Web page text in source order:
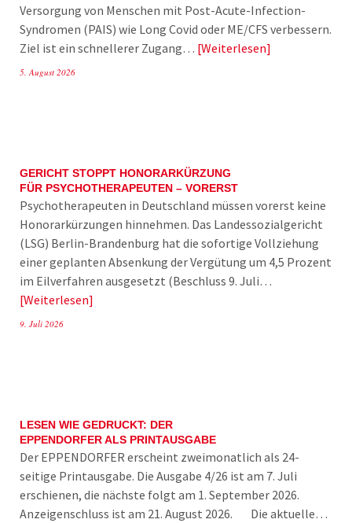
Versorgung von Menschen mit Post-Acute-Infection-
Syndromen (PAIS) wie Long Covid oder ME/CFS verbessern.
Ziel ist ein schnellerer Zugang… Weiterlesen
5. August 2026
GERICHT STOPPT HONORARKÜRZUNG
FÜR PSYCHOTHERAPEUTEN – VORERST
Psychotherapeuten in Deutschland müssen vorerst keine
Honorarkürzungen hinnehmen. Das Landessozialgericht
(LSG) Berlin-Brandenburg hat die sofortige Vollziehung
einer geplanten Absenkung der Vergütung um 4,5 Prozent
im Eilverfahren ausgesetzt (Beschluss 9. Juli…
Weiterlesen
9. Juli 2026
LESEN WIE GEDRUCKT: DER
EPPENDORFER ALS PRINTAUSGABE
Der EPPENDORFER erscheint zweimonatlich als 24-
seitige Printausgabe. Die Ausgabe 4/26 ist am 7. Juli
erschienen, die nächste folgt am 1. September 2026.
Anzeigenschluss ist am 21. August 2026. Die aktuelle…